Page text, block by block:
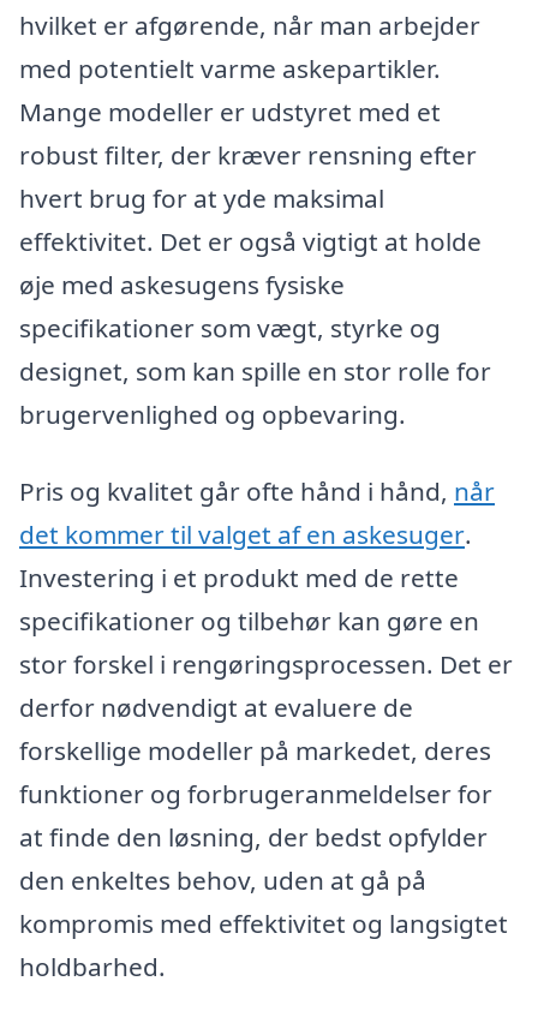
hvilket er afgørende, når man arbejder
med potentielt varme askepartikler.
Mange modeller er udstyret med et
robust filter, der kræver rensning efter
hvert brug for at yde maksimal
effektivitet. Det er også vigtigt at holde
øje med askesugens fysiske
specifikationer som vægt, styrke og
designet, som kan spille en stor rolle for
brugervenlighed og opbevaring.
Pris og kvalitet går ofte hånd i hånd, når
det kommer til valget af en askesuger.
Investering i et produkt med de rette
specifikationer og tilbehør kan gøre en
stor forskel i rengøringsprocessen. Det er
derfor nødvendigt at evaluere de
forskellige modeller på markedet, deres
funktioner og forbrugeranmeldelser for
at finde den løsning, der bedst opfylder
den enkeltes behov, uden at gå på
kompromis med effektivitet og langsigtet
holdbarhed.